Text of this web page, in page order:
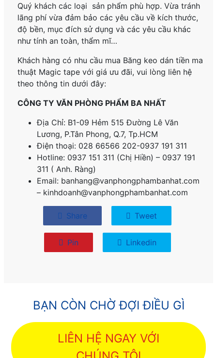
Quý khách các loại sản phẩm phù hợp. Vừa tránh
lãng phí vừa đảm bảo các yêu cầu về kích thước,
độ bền, mục đích sử dụng và các yêu cầu khác
như tính an toàn, thẩm mĩ…
Khách hàng có nhu cầu mua Băng keo dán tiền ma
thuật Magic tape với giá ưu đãi, vui lòng liên hệ
theo thông tin dưới đây:
CÔNG TY VĂN PHÒNG PHẨM BA NHẤT
Địa Chỉ: B1-09 Hẻm 515 Đường Lê Văn
Lương, P.Tân Phong, Q.7, Tp.HCM
Điện thoại: 028 66566 202-0937 191 311
Hotline: 0937 151 311 (Chị Hiền) – 0937 191
311 ( Anh. Ràng)
Email: banhang@vanphongphambanhat.com
– kinhdoanh@vanphongphambanhat.com
Share Tweet
Pin Linkedin
BẠN CÒN CHỜ ĐỢI ĐIỀU GÌ
LIÊN HỆ NGAY VỚI